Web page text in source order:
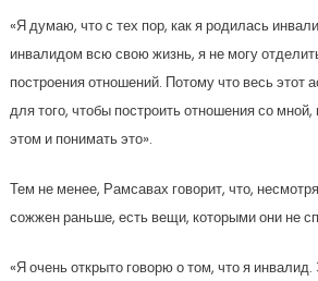
«Я думаю, что с тех пор, как я родилась
инвалидом всю свою жизнь, я не могу
построения отношений. Потому что весь этот
для того, чтобы построить отношения со
этом и понимать это».
Тем не менее, Рамсавах говорит, что,
сожжен раньше, есть вещи, которыми они не
«Я очень открыто говорю о том, что я инвалид.